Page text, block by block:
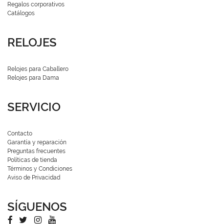
Regalos corporativos
Catálogos
RELOJES
Relojes para Caballero
Relojes para Dama
SERVICIO
Contacto
Garantía y reparación
Preguntas frecuentes
Políticas de tienda
Términos y Condiciones
Aviso de Privacidad
SÍGUENOS